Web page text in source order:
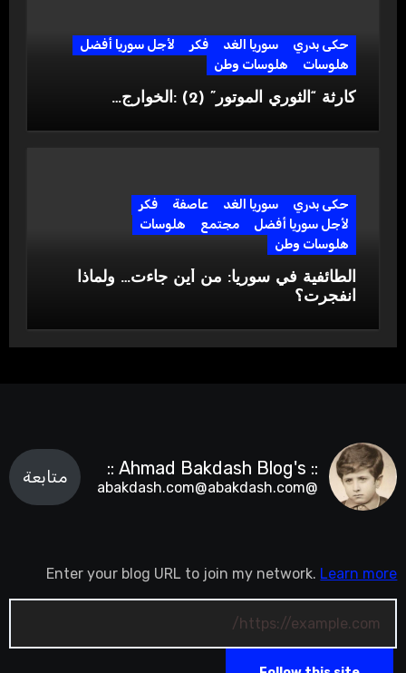
حكى بدري سوريا الغد فكر
لأجل سوريا أفضل
هلوسات
هلوسات وطن
كارثة “الثوري الموتور” (2) :الخوارج…
حكى بدري سوريا الغد عاصفة
فكر
لأجل سوريا أفضل
مجتمع
هلوسات
هلوسات وطن
الطائفية في سوريا: من أين جاءت… ولماذا
انفجرت؟
:: Ahmad Bakdash Blog's ::
@abakdash.com@abakdash.com
متابعة
Enter your blog URL to join my network. Learn more